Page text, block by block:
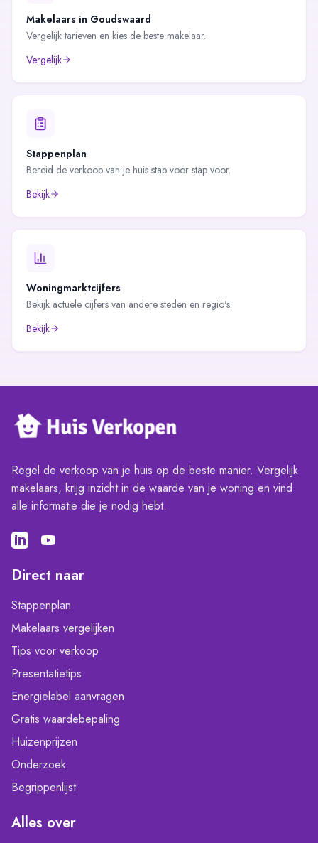
Makelaars in Goudswaard
Vergelijk tarieven en kies de beste makelaar.
Vergelijk
Stappenplan
Bereid de verkoop van je huis stap voor stap voor.
Bekijk
Woningmarktcijfers
Bekijk actuele cijfers van andere steden en regio's.
Bekijk
Regel de verkoop van je huis op de beste manier. Vergelijk
makelaars, krijg inzicht in de waarde van je woning en vind
alle informatie die je nodig hebt.
Direct naar
Stappenplan
Makelaars vergelijken
Tips voor verkoop
Presentatietips
Energielabel aanvragen
Gratis waardebepaling
Huizenprijzen
Onderzoek
Begrippenlijst
Alles over